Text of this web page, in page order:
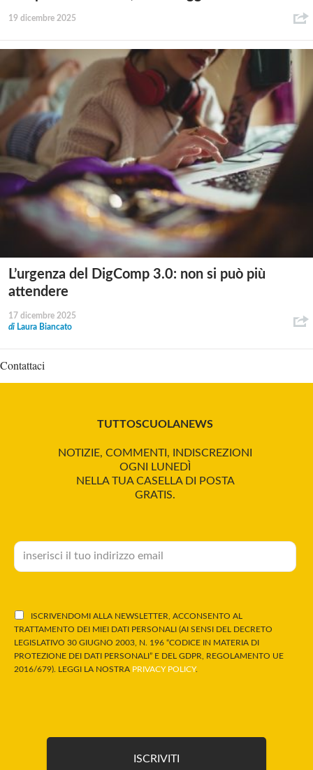
19 dicembre 2025
L’urgenza del DigComp 3.0: non si può più
attendere
17 dicembre 2025
di Laura Biancato
Contattaci
TUTTOSCUOLANEWS
NOTIZIE, COMMENTI, INDISCREZIONI
OGNI LUNEDÌ
NELLA TUA CASELLA DI POSTA
GRATIS.
ISCRIVENDOMI ALLA NEWSLETTER, ACCONSENTO AL
TRATTAMENTO DEI MIEI DATI PERSONALI (AI SENSI DEL DECRETO
LEGISLATIVO 30 GIUGNO 2003, N. 196 “CODICE IN MATERIA DI
PROTEZIONE DEI DATI PERSONALI” E DEL GDPR, REGOLAMENTO UE
2016/679). LEGGI LA NOSTRA PRIVACY POLICY.